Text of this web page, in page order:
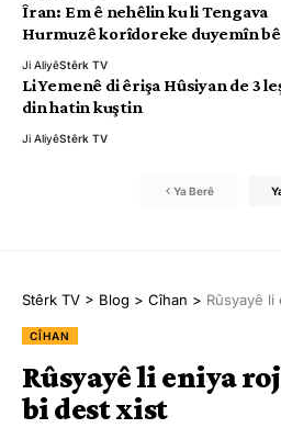
Îran: Em ê nehêlin ku li Tengava
Hurmuzê korîdoreke duyemîn
Ji AliyêStêrk TV
Li Yemenê di êrişa Hûsiyan de 3
din hatin kuştin
Ji AliyêStêrk TV
Ya Berê
Stêrk TV > Blog > Cîhan > Rûsyayê li
CÎHAN
Rûsyayê li eniya
bi dest xist